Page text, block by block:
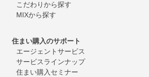
こだわりから探す
MIXから探す
住まい購入のサポート
エージェントサービス
サービスラインナップ
住まい購入セミナー